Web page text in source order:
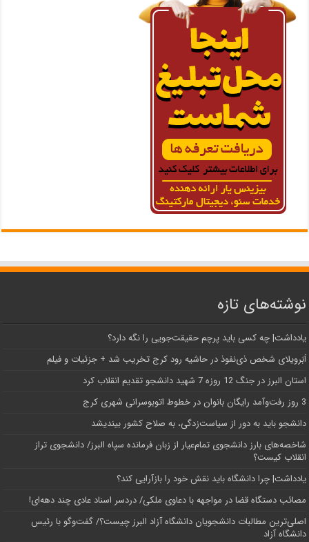
نوشته‌های تازه
یادداشت| ‌چه کسی باید پرچم حقیقت‌جویی را نگه دارد؟
اَبَر‌ویلای شخص ذی‌نفوذ در حاشیه‌ رود کرج تخریب شد + جزئیات و فیلم
استان البرز در جنگ 12 روزه 7 شهید دانشجو تقدیم انقلاب کرد
3 روز رفت‌وآمد رایگان بانوان در خطوط اتوبوسرانی شهری کرج
دانشجو باید به دور از سیاست‌زدگی، به صلاح کشور بیندیشد
شاخصه‌های بارز دانشجوی تمام‌عیار از زبان فرمانده سپاه البرز/ دانشجوی تراز
انقلاب کیست؟
یادداشت| چرا دانشگاه باید نقش خود را بازآرایی کند؟
مصائب دستگاه قضا در مواجهه با دعاوی ملکی/ دردسر اسناد عادی چند‌ دهه‌ای!
اصلی‌ترین مطالبات دانشجویان دانشگاه آزاد البرز چیست؟/ گفت‌وگو با رئیس
دانشگاه آز‌اد